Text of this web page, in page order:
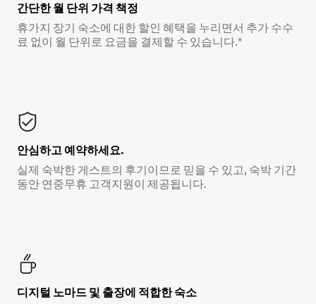
간단한 월 단위 가격 책정
휴가지 장기 숙소에 대한 할인 혜택을 누리면서 추가 수수
료 없이 월 단위로 요금을 결제할 수 있습니다.*
안심하고 예약하세요.
실제 숙박한 게스트의 후기이므로 믿을 수 있고, 숙박 기간
동안 연중무휴 고객지원이 제공됩니다.
디지털 노마드 및 출장에 적합한 숙소